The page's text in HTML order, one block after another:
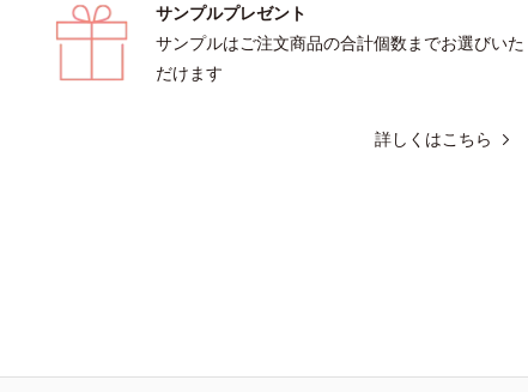
サンプルプレゼント
サンプルはご注文商品の合計個数までお選びいた
だけます
詳しくはこちら